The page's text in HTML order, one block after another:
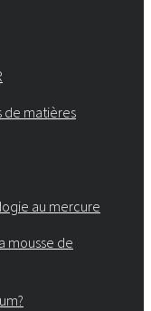
de matières
au mercure
mousse de